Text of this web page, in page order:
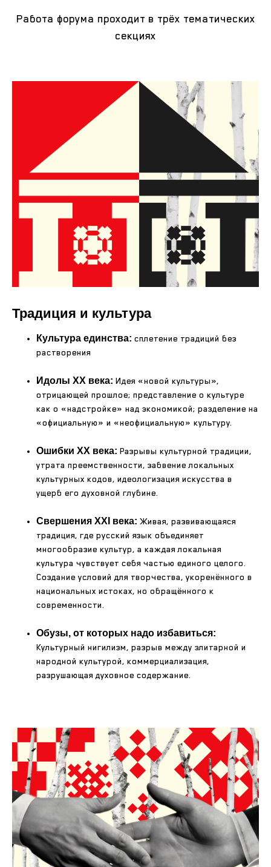
Работа форума проходит в трёх тематических
секциях
Традиция и культура
Культура единства: сплетение традиций без
растворения
Идолы XX века: Идея «новой культуры»,
отрицающей прошлое; представление о культуре
как о «надстройке» над экономикой; разделение на
«официальную» и «неофициальную» культуру.
Ошибки XX века: Разрывы культурной традиции,
утрата преемственности, забвение локальных
культурных кодов, идеологизация искусства в
ущерб его духовной глубине.
Свершения XXI века: Живая, развивающаяся
традиция, где русский язык объединяет
многообразие культур, а каждая локальная
культура чувствует себя частью единого целого.
Создание условий для творчества, укоренённого в
национальных истоках, но обращённого к
современности.
Обузы, от которых надо избавиться:
Культурный нигилизм, разрыв между элитарной и
народной культурой, коммерциализация,
разрушающая духовное содержание.